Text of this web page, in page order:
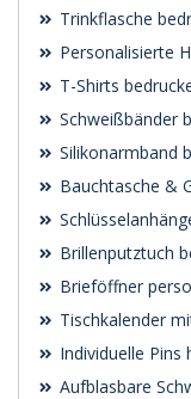
Trinkflasche
Personalisierte
T-Shirts
Schweißbänder
Silikonarmband
Bauchtasche &
Brillenputztuch
Brieföffner
Tischkalender
Individuelle Pins
Aufblasbare